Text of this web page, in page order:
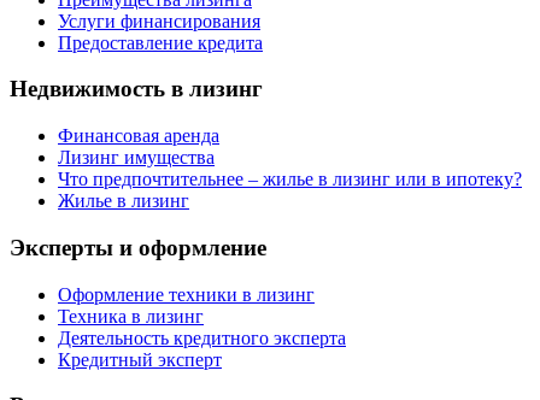
Услуги финансирования
Предоставление кредита
Недвижимость в лизинг
Финансовая аренда
Лизинг имущества
Что предпочтительнее – жилье в лизинг или в ипотеку?
Жилье в лизинг
Эксперты и оформление
Оформление техники в лизинг
Техника в лизинг
Деятельность кредитного эксперта
Кредитный эксперт